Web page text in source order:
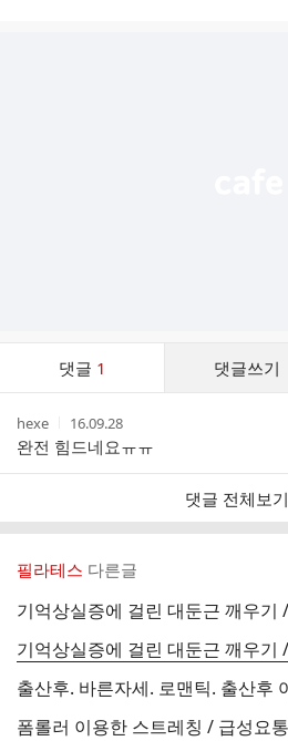
댓글 1 댓글쓰기
스
작
성
자
hexe
작
성
시
간
16.09.28
완전 힘드네요ㅠㅠ
댓글 전체보기
필라테스 다른글